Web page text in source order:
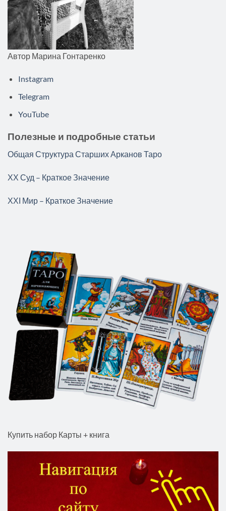
Автор Марина Гонтаренко
Instagram
Telegram
YouTube
Полезные и подробные статьи
Общая Структура Старших Арканов Таро
ХХ Суд – Краткое Значение
ХХІ Мир – Краткое Значение
Купить набор Карты + книга